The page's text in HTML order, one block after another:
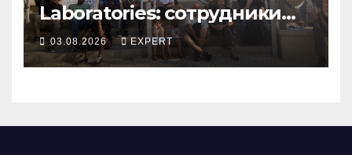
Laboratories: сотрудники
остановили производство
и требуют долю от
биржевого успеха
03.08.2026 EXPERT